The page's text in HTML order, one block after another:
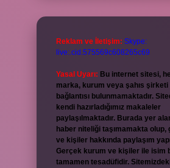
Reklam ve İletişim: Skype:
live:.cid.575569c608265c69
Yasal Uyarı: Bu internet sitesi,
marka, kurum veya şahıs
bağlantısı bulunmamaktadır.
kendi hazırladığımız makaleler
paylaşılmaktadır. Burada yer
haber niteliği taşımamakta
ve kişiler hakkında paylaşım
Gerçek kurum ve kişiler ile isim
tamamen tesadüfidir.